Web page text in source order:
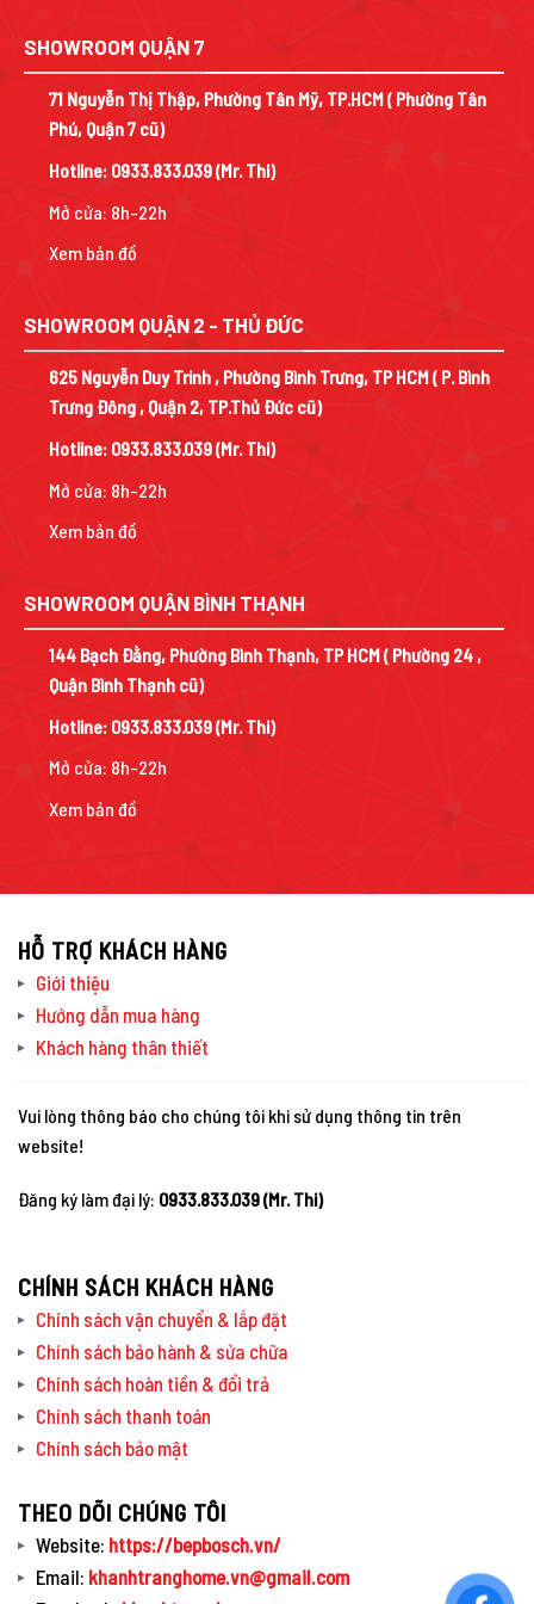
SHOWROOM QUẬN 7
71 Nguyễn Thị Thập, Phường Tân Mỹ, TP.HCM ( Phường Tân
Phú, Quận 7 cũ)
Hotline: 0933.833.039(Mr. Thi)
Mở cửa: 8h-22h
Xem bản đồ
SHOWROOM QUẬN 2 - THỦ ĐỨC
625 Nguyễn Duy Trinh , Phường Bình Trưng, TP HCM ( P. Bình
Trưng Đông , Quận 2, TP.Thủ Đức cũ)
Hotline: 0933.833.039(Mr. Thi)
Mở cửa: 8h-22h
Xem bản đồ
SHOWROOM QUẬN BÌNH THẠNH
144 Bạch Đằng, Phường Bình Thạnh, TP HCM ( Phường 24 ,
Quận Bình Thạnh cũ)
Hotline: 0933.833.039(Mr. Thi)
Mở cửa: 8h-22h
Xem bản đồ
HỖ TRỢ KHÁCH HÀNG
Giới thiệu
Hướng dẫn mua hàng
Khách hàng thân thiết
Vui lòng thông báo cho chúng tôi khi sử dụng thông tin trên
website!
Đăng ký làm đại lý: 0933.833.039 (Mr. Thi)
CHÍNH SÁCH KHÁCH HÀNG
Chính sách vận chuyển & lắp đặt
Chính sách bảo hành & sửa chữa
Chính sách hoàn tiền & đổi trả
Chính sách thanh toán
Chính sách bảo mật
THEO DÕI CHÚNG TÔI
Website: https://bepbosch.vn/
Email: khanhtranghome.vn@gmail.com